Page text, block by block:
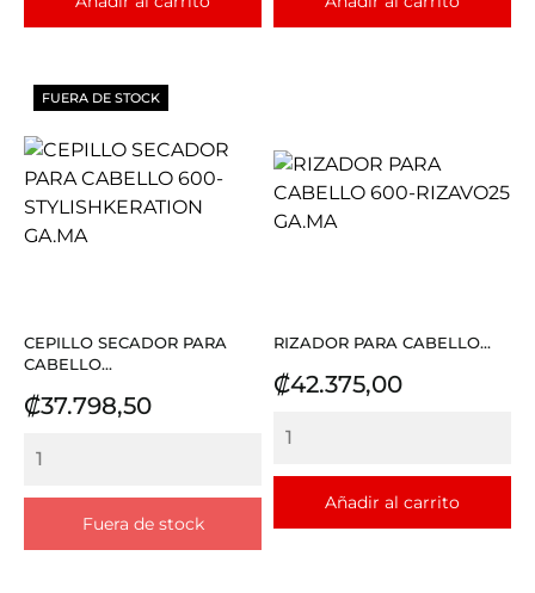
CEPILLO SECADOR PARA
CABELLO...
Precio
₡37.798,50
Fuera de stock
FUERA DE STOCK
RIZADOR PARA CABELLO...
Precio
₡42.375,00
Añadir al carrito